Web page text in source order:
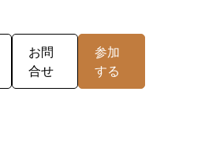
お問
合せ
参加
する